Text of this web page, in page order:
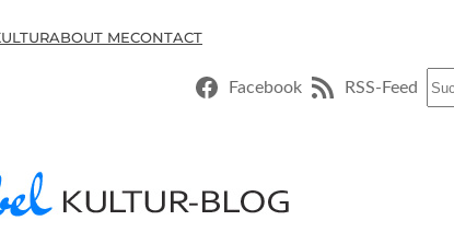
ABOUT MECONTACT
Facebook RSS-Feed